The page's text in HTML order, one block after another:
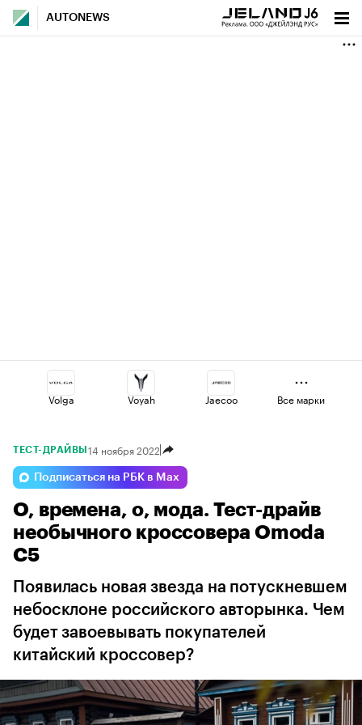
AUTONEWS
Volga Voyah Jaecoo
Omoda Changan
Geely Esteo Haval
Все марки
ТЕСТ-ДРАЙВЫ 14 ноября 2022
Подписаться на РБК в Max
О, времена, о, мода. Тест-драйв
необычного кроссовера Omoda
C5
Появилась новая звезда на потускневшем
небосклоне российского авторынка. Чем
будет завоевывать покупателей
китайский кроссовер?